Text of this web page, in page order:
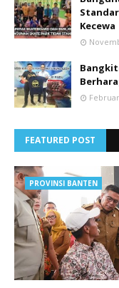
Kecewa
FEATURED POST
PROVINSI BANTEN